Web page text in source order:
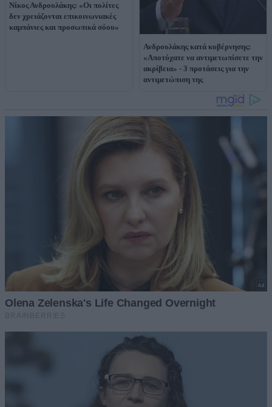
Νίκος Ανδρουλάκης: «Οι πολίτες
δεν χρειάζονται επικοινωνιακές
καμπάνιες και προσωπικά σόου»
Ανδρουλάκης κατά κυβέρνησης:
«Αποτύχατε να αντιμετωπίσετε την
ακρίβεια» - 3 προτάσεις για την
αντιμετώπιση της